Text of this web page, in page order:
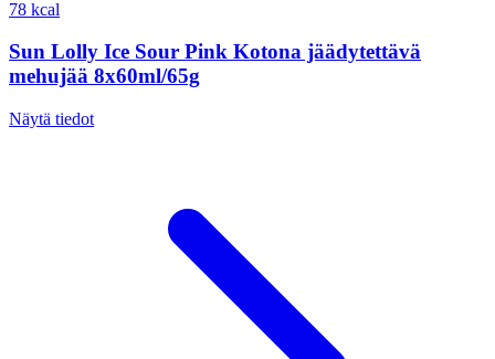
78 kcal
Sun Lolly Ice Sour Pink Kotona jäädytettävä
mehujää 8x60ml/65g
Näytä tiedot